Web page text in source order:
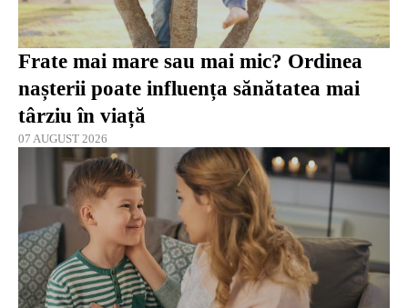
Frate mai mare sau mai mic? Ordinea
nașterii poate influența sănătatea mai
târziu în viață
07 AUGUST 2026